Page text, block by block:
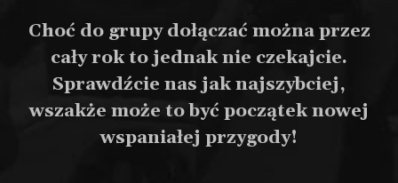
Szkoła rycerska
Choć do grupy dołączać można przez
cały rok to jednak nie czekajcie.
Sprawdźcie nas jak najszybciej,
wszakże może to być początek nowej
wspaniałej przygody!